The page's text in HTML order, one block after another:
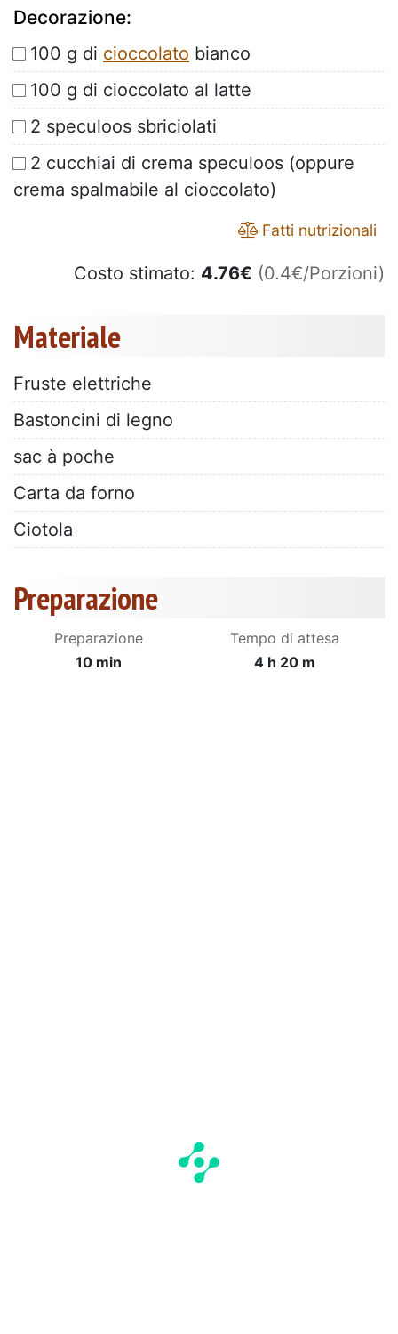
Decorazione:
100 g di cioccolato bianco
100 g di cioccolato al latte
2 speculoos sbriciolati
2 cucchiai di crema speculoos (oppure
crema spalmabile al cioccolato)
Fatti nutrizionali
Costo stimato: 4.76€ (0.4€/Porzioni)
Materiale
Fruste elettriche
Bastoncini di legno
sac à poche
Carta da forno
Ciotola
Preparazione
Preparazione
10 min
Tempo di attesa
4 h 20 m